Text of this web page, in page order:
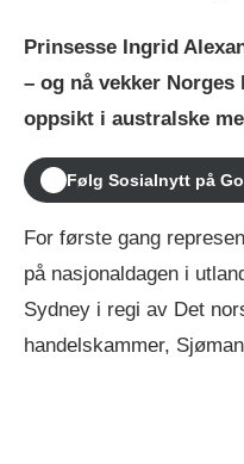
Prinsesse Ingrid
– og nå vekker
oppsikt i australske
Følg Sosialnytt på
For første gang
på nasjonaldagen i
Sydney i regi av Det
handelskammer,